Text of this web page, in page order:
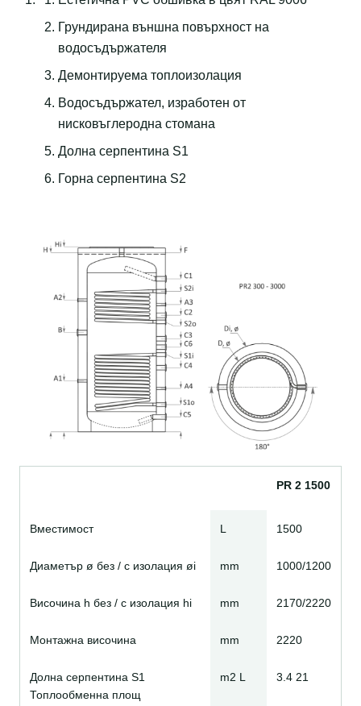
Грундирана външна повърхност на
водосъдържателя
Демонтируема топлоизолация
Водосъдържател, изработен от
нисковъглеродна стомана
Долна серпентина S1
Горна серпентина S2
PR 2 1500
Вместимост L 1500
Диаметър ø без / с изолация øi mm 1000/1200
Височина h без / с изолация hi mm 2170/2220
Монтажна височина mm 2220
Долна серпентина S1
Топлообменна площ
m2 L 3.4 21